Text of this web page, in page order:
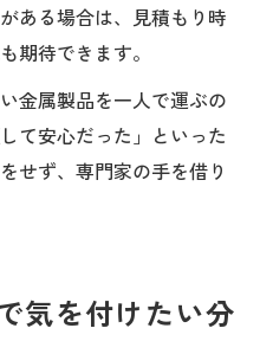
ある場合は、見積もり時
期待できます。
金属製品を一人で運ぶの
て安心だった」といった
せず、専門家の手を借り
気を付けたい分